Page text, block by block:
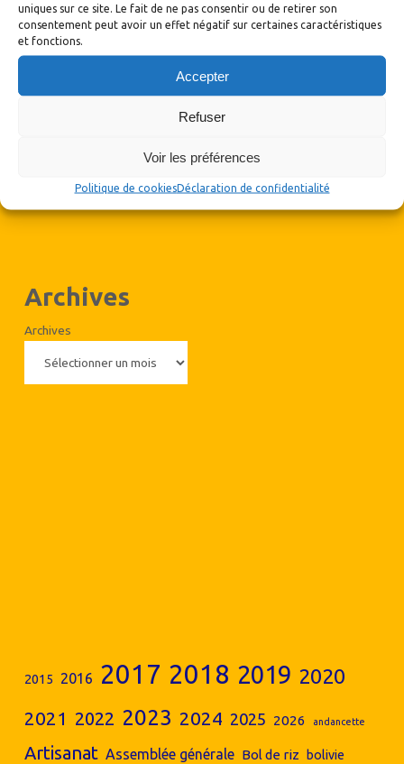
uniques sur ce site. Le fait de ne pas consentir ou de retirer son
consentement peut avoir un effet négatif sur certaines caractéristiques
et fonctions.
Accepter
Refuser
Voir les préférences
Politique de cookiesDéclaration de confidentialité
Archives
Archives
2015 2016 2017 2018 2019 2020
2021 2022 2023 2024 2025 2026 andancette
Artisanat Assemblée générale Bol de riz bolivie